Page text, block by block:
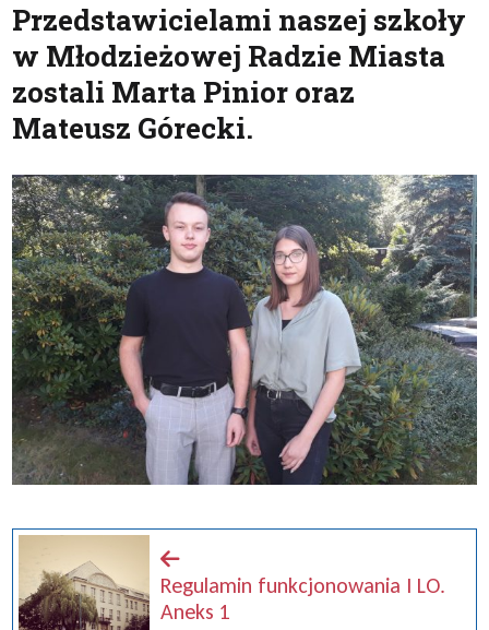
Przedstawicielami naszej szkoły
w Młodzieżowej Radzie Miasta
zostali Marta Pinior oraz
Mateusz Górecki.
Regulamin funkcjonowania I LO.
Aneks 1